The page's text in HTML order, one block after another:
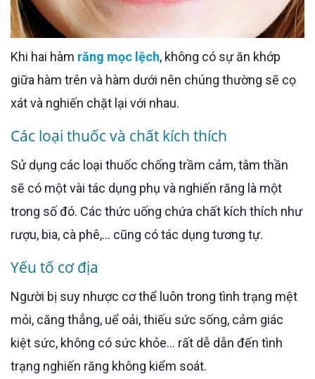
Khi hai hàm răng mọc lệch, không có sự ăn khớp
giữa hàm trên và hàm dưới nên chúng thường sẽ cọ
xát và nghiến chặt lại với nhau.
Các loại thuốc và chất kích thích
Sử dụng các loại thuốc chống trầm cảm, tâm thần
sẽ có một vài tác dụng phụ và nghiến răng là một
trong số đó. Các thức uống chứa chất kích thích như
rượu, bia, cà phê,... cũng có tác dụng tương tự.
Yếu tố cơ địa
Người bị suy nhược cơ thể luôn trong tình trạng mệt
mỏi, căng thẳng, uể oải, thiếu sức sống, cảm giác
kiệt sức, không có sức khỏe… rất dễ dẫn đến tình
trạng nghiến răng không kiểm soát.